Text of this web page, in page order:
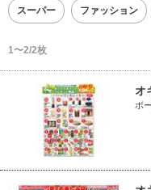
スーパー ファッション
1〜2/2枚
オ
ボ